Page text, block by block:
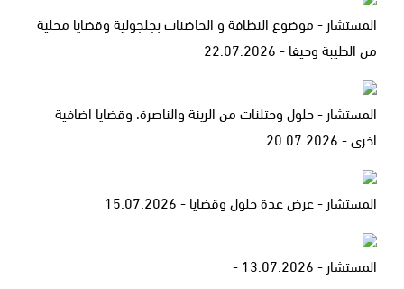
المستشار - موضوع النظافة و الحاضنات بجلجولية وقضايا محلية
من الطيبة وحيفا - 22.07.2026
المستشار - حلول وحتلنات من الرينة والناصرة، وقضايا اضافية
اخرى - 20.07.2026
المستشار - عرض عدة حلول وقضايا - 15.07.2026
المستشار - 13.07.2026 -